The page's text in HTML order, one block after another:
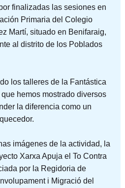
finalizadas las sesiones en
Primaria del Colegio
Martí, situado en Benifaraig,
al distrito de los Poblados
los talleres de la Fantástica
hemos mostrado diversos
la diferencia como un
imágenes de la actividad, la
Xarxa Apuja el To Contra
por la Regidoria de
i Migració del